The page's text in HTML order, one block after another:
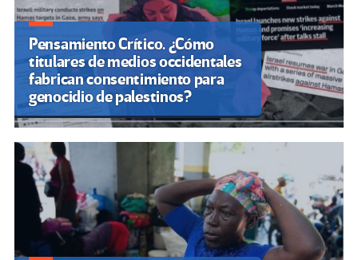
Pensamiento Crítico. ¿Cómo
titulares de medios occidentales
fabrican consentimiento para
genocidio de palestinos?